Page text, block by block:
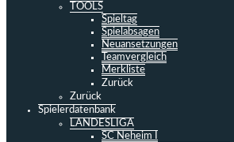
TOOLS
Spieltag
Spielabsagen
Neuansetzungen
Teamvergleich
Merkliste
Zurück
Zurück
Spielerdatenbank
LANDESLIGA
SC Neheim I